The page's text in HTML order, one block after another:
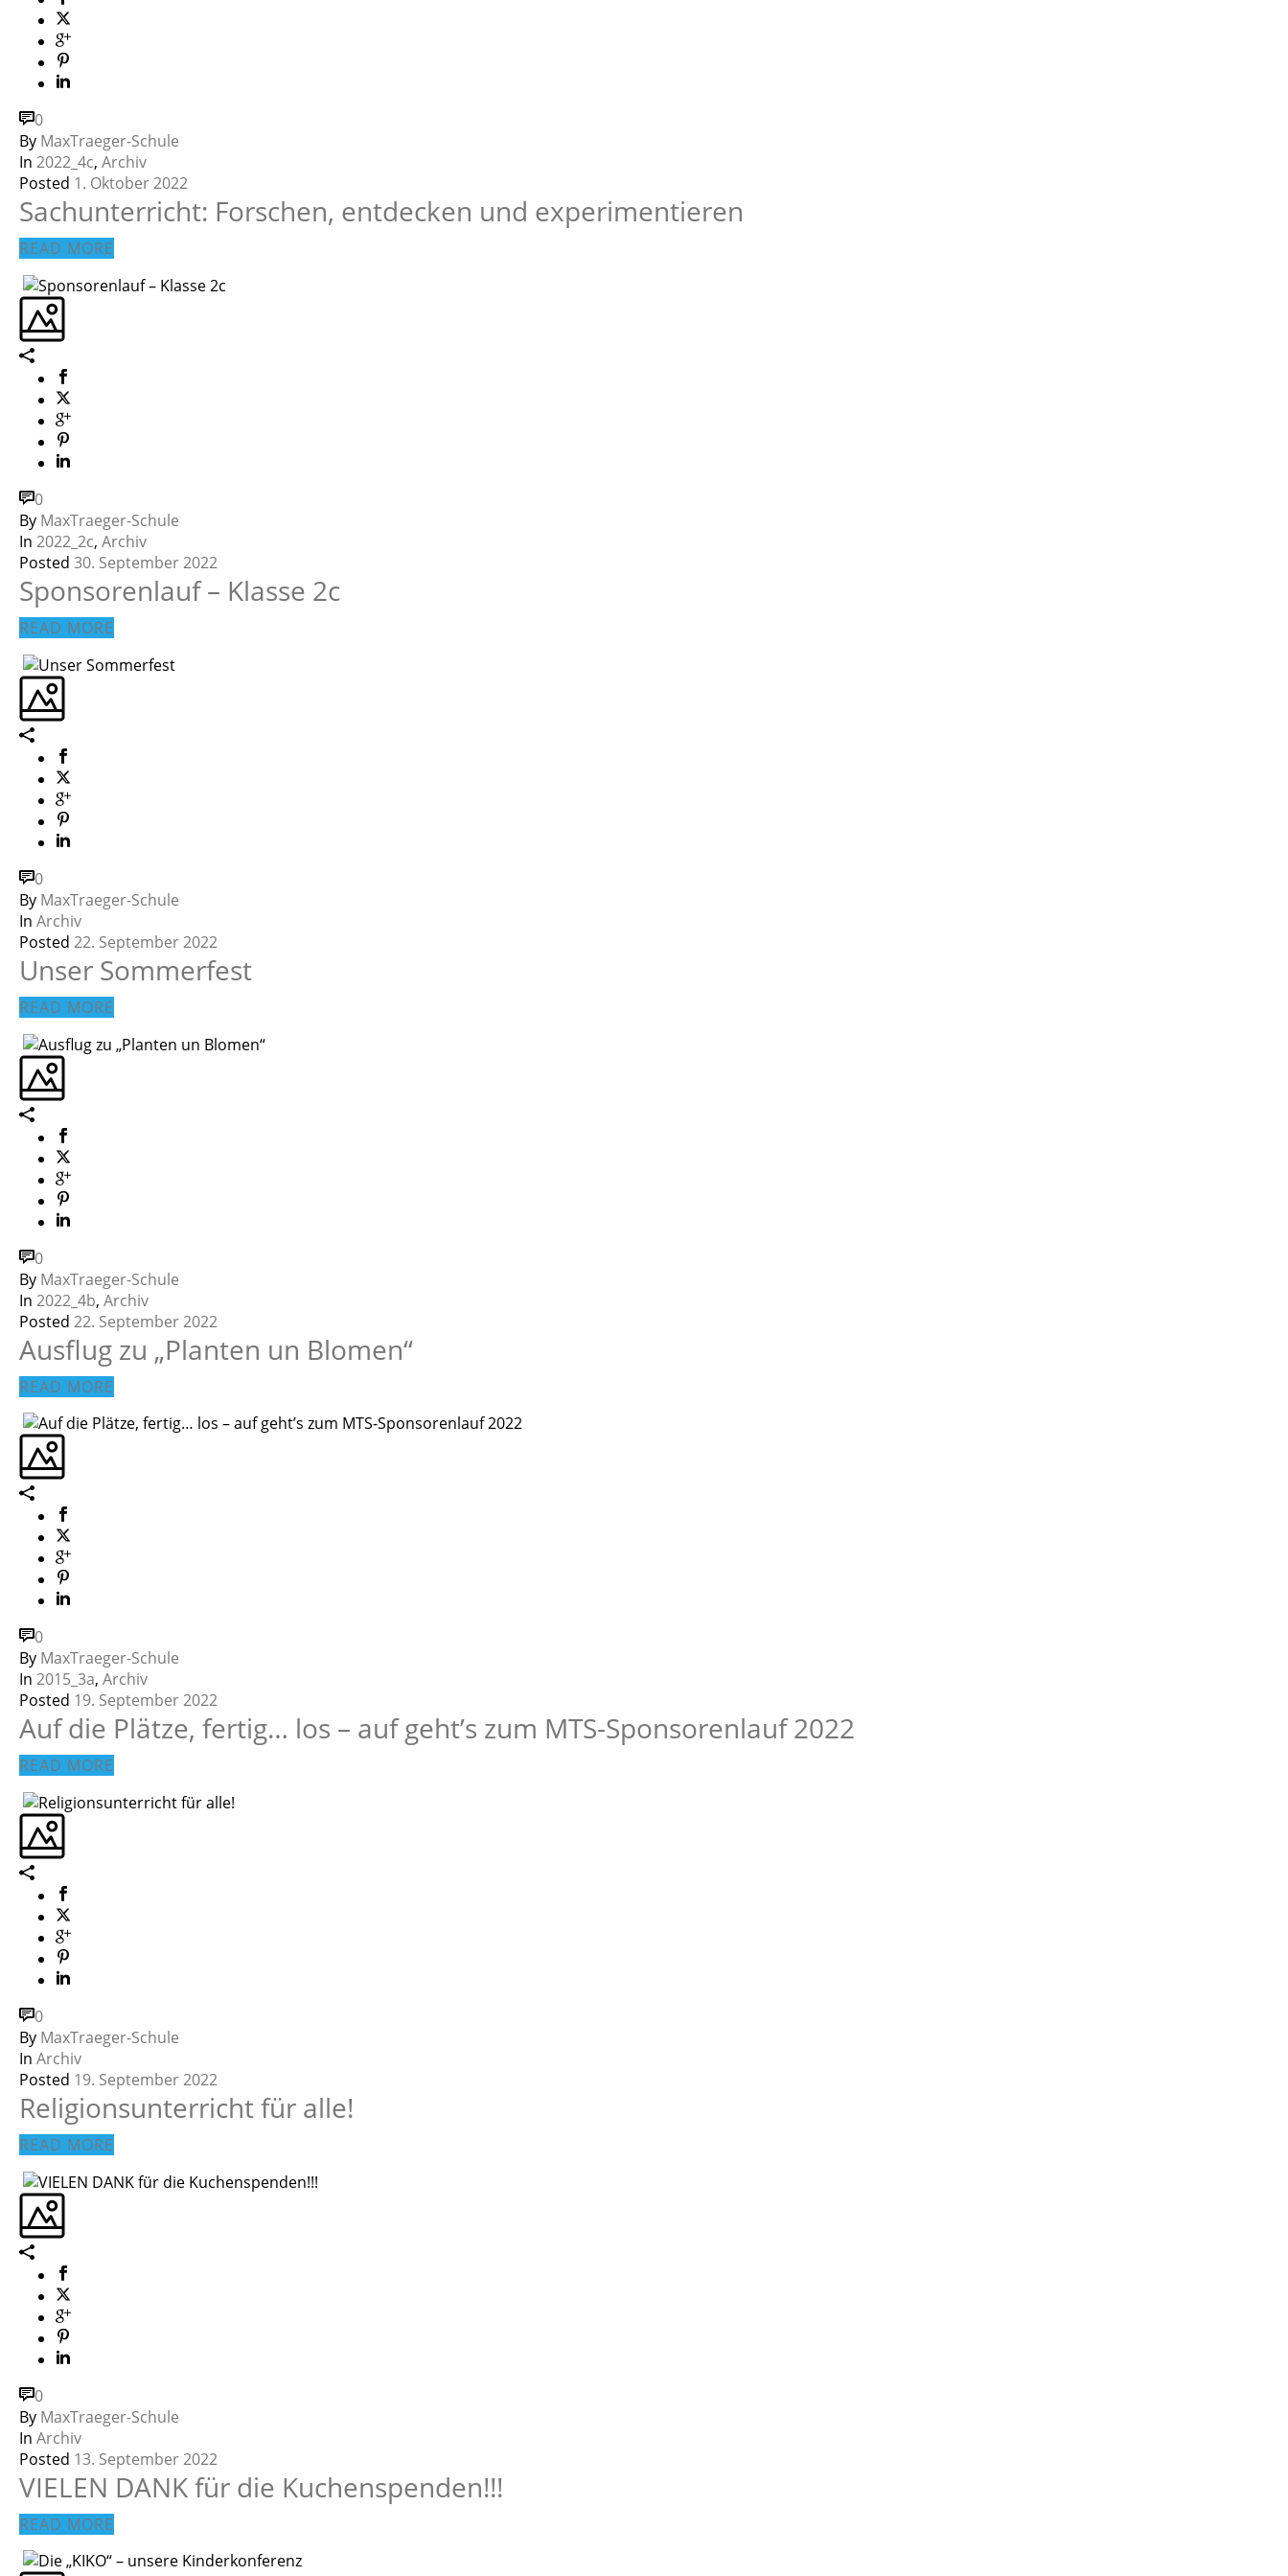
0
By MaxTraeger-Schule
In 2022_4c, Archiv
Posted 1. Oktober 2022
Sachunterricht: Forschen, entdecken und experimentieren
READ MORE
0
By MaxTraeger-Schule
In 2022_2c, Archiv
Posted 30. September 2022
Sponsorenlauf – Klasse 2c
READ MORE
0
By MaxTraeger-Schule
In Archiv
Posted 22. September 2022
Unser Sommerfest
READ MORE
0
By MaxTraeger-Schule
In 2022_4b, Archiv
Posted 22. September 2022
Ausflug zu „Planten un Blomen“
READ MORE
0
By MaxTraeger-Schule
In 2015_3a, Archiv
Posted 19. September 2022
Auf die Plätze, fertig… los – auf geht’s zum MTS-Sponsorenlauf 2022
READ MORE
0
By MaxTraeger-Schule
In Archiv
Posted 19. September 2022
Religionsunterricht für alle!
READ MORE
0
By MaxTraeger-Schule
In Archiv
Posted 13. September 2022
VIELEN DANK für die Kuchenspenden!!!
READ MORE